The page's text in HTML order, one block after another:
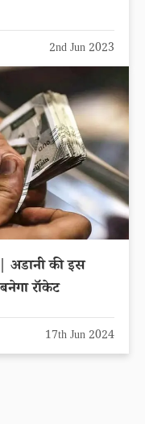
2nd Jun 2023
अडानी की इस
रॉकेट
17th Jun 2024